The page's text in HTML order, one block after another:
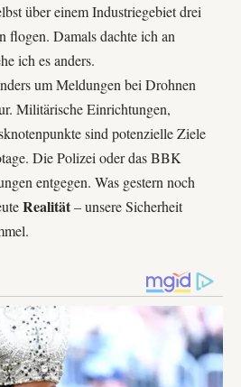
über einem Industriegebiet drei
flogen. Damals dachte ich an
ich es anders.
um Meldungen bei Drohnen
Militärische Einrichtungen,
sind potenzielle Ziele
DiePolizei oder das BBK
entgegen. Was gestern noch
Realität– unsere Sicherheit